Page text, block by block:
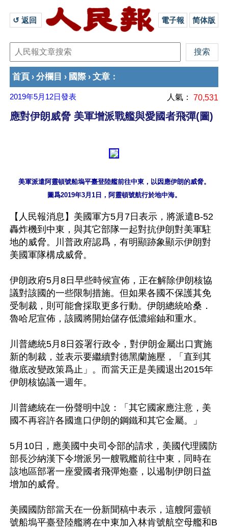
↺ 返回 電子報 简体版
首頁 › 分欄目 › 國際› 文章 ：
2019年5月12日發表 人氣： 70,531
應對伊朗威脅 美軍增派戰艦與愛國者飛彈(圖)
美軍派遣阿靈頓號船塢平臺登陸艦前往中東，以因應伊朗的威脅。
【人民報消息】美國軍方5月7日表示，將派遣B-52
轟炸機到中東，與其它部隊一起對抗伊朗對美軍駐
地的威脅。川普政府認爲，有明顯跡象顯示伊朗對
美國軍隊構成威脅。
伊朗政府5月8日早些時候宣佈，正在解除伊朗核協
議對該國的一些限制措施。但如果各國不保護其免
受制裁，則可能會採取更多行動。伊朗總統哈桑．
魯哈尼宣佈，該國將開始儲存低濃縮鈾和重水。
川普總統5月8日簽署行政令，對伊朗金屬出口實施
新的制裁，並表示要繼續對德黑蘭施壓，「直到其
徹底改變政策爲止」。而當天正是美國退出2015年
伊朗核協議一週年。
川普總統在一份聲明中說：「其它國家應注意，美
國不再容許各國進口伊朗的鋼鐵和其它金屬。」
5月10日，應美國中央司令部的請求，美國代理國防
部長沙納漢下令增派另一艘戰艦前往中東，同時在
該地區部署一座愛國者飛彈炮臺，以遏制伊朗日益
增加的威脅。
美國國防部當天在一份新聞稿中表示，這艘阿靈頓
號船塢平臺登陸艦將在中東加入林肯號航空母艦和B